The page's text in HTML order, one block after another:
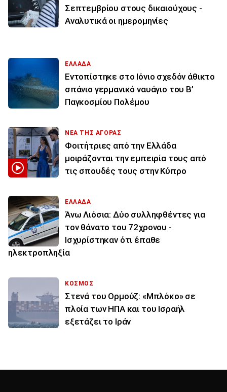
Σεπτεμβρίου στους δικαιούχους -
Αναλυτικά οι ημερομηνίες
ΕΛΛΑΔΑ
Εντοπίστηκε στο Ιόνιο σχεδόν άθικτο
σπάνιο γερμανικό ναυάγιο του Β’
Παγκοσμίου Πολέμου
ΝΕΑ ΤΗΣ ΑΓΟΡΑΣ
Φοιτήτριες από την Ελλάδα
μοιράζονται την εμπειρία τους από
τις σπουδές τους στην Κύπρο
ΕΛΛΑΔΑ
Άνω Λιόσια: Δύο συλληφθέντες για
τον θάνατο του 72χρονου -
Ισχυρίστηκαν ότι έπαθε
ηλεκτροπληξία
ΚΟΣΜΟΣ
Στενά του Ορμούζ: «Μπλόκο» σε
πλοία των ΗΠΑ και του Ισραήλ
εξετάζει το Ιράν